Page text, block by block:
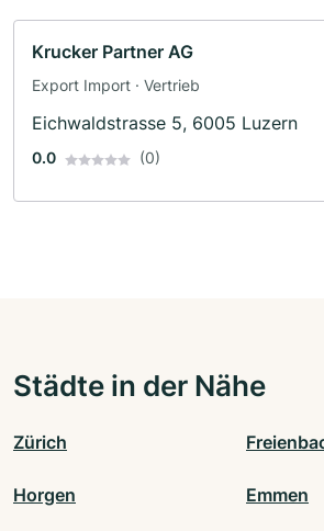
Krucker Partner AG
Export Import · Vertrieb
Eichwaldstrasse 5, 6005 Luzern
0.0 (0)
Städte in der Nähe
Zürich
Horgen Emmen